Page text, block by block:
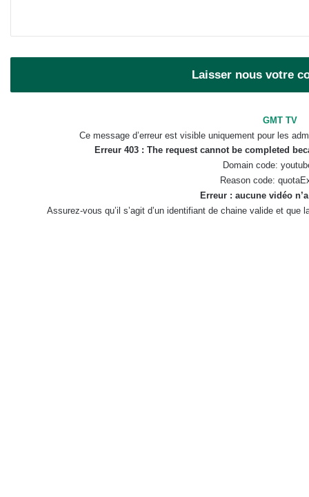
Laisser nous votre
GMT TV
Ce message d’erreur est visible uniquement pour les
Erreur 403 : The request cannot be completed
Domain code:
Reason code:
Erreur : aucune vidéo
Assurez-vous qu’il s’agit d’un identifiant de chaine valide et